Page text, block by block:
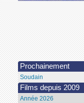
Prochainement
Soudain
Films depuis 2009
Année 2026